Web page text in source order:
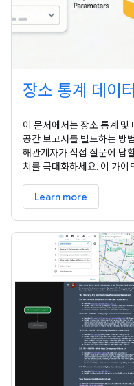
장소 통계 데이
이 문서에서는 장소 통계 및
공간 보고서를 빌드하는 방
해관계자가 직접 질문에 답
치를 극대화하세요. 이 가이
전환하는 방법을 보여줍니
지원하여 데이터 엔지니어
Learn more